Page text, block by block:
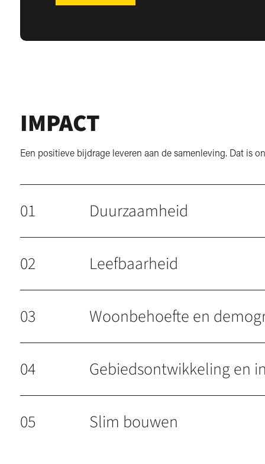
IMPACT
Een positieve bijdrage leveren aan de samenleving. Dat is
01 Duurzaamheid
02 Leefbaarheid
03 Woonbehoefte en
04 Gebiedsontwikkeling en
05 Slim bouwen